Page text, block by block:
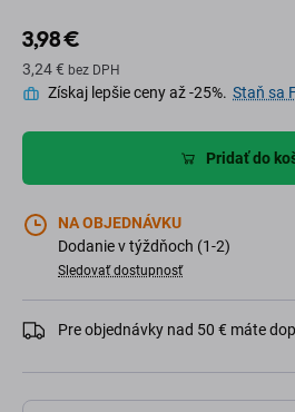
3,98 €
3,24 € bez DPH
Získaj lepšie ceny až -25%. Staň sa
Pridať do
NA OBJEDNÁVKU
Dodanie v týždňoch (1-2)
Sledovať dostupnosť
Pre objednávky nad 50 € máte